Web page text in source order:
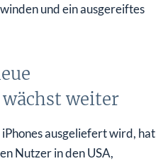
und ein ausgereiftes
weiter
ausgeliefert wird, hat
Nutzer in den USA,